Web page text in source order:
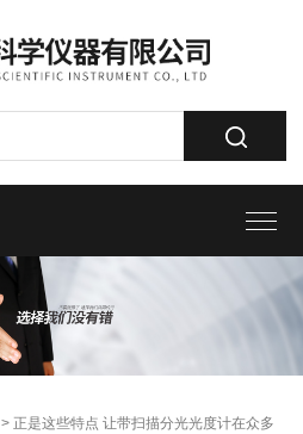
> 正是这些特点 让带扫描分光光度计在众多